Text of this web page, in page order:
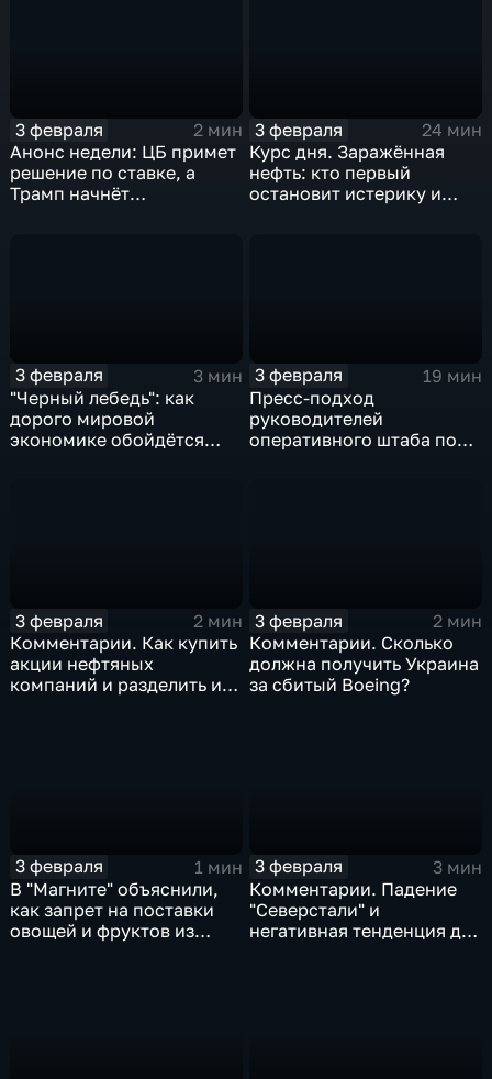
3 февраля
2 мин
Анонс недели: ЦБ примет
решение по ставке, а
Трамп начнёт
3 февраля
24 мин
Курс дня. Заражённая
нефть: кто первый
остановит истерику и
3 февраля
3 мин
"Черный лебедь": как
дорого мировой
экономике обойдётся
3 февраля
19 мин
Пресс-подход
руководителей
оперативного штаба по
3 февраля
2 мин
Комментарии. Как купить
акции нефтяных
компаний и разделить их
3 февраля
2 мин
Комментарии. Сколько
должна получить Украина
за сбитый Boeing?
3 февраля
1 мин
В "Магните" объяснили,
как запрет на поставки
овощей и фруктов из
3 февраля
3 мин
Комментарии. Падение
"Северстали" и
негативная тенденция для